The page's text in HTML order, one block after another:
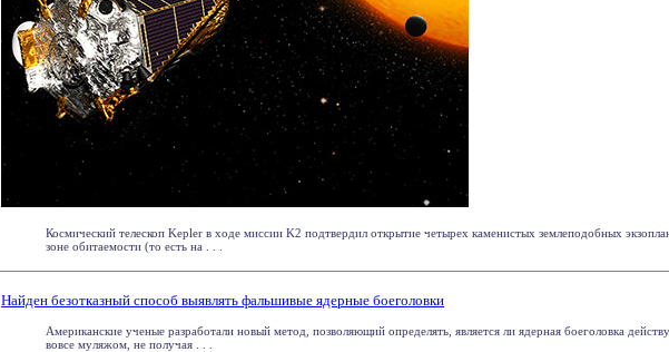
Космический телескоп Kepler в ходе миссии K2 подтвердил открытие четырех каменистых землеподобных
зоне обитаемости (то есть на . . .
Найден безотказный способ выявлять фальшивые ядерные боеголовки
Американские ученые разработали новый метод, позволяющий определять, является ли ядерная боеголовка
вовсе муляжом, не получая . . .